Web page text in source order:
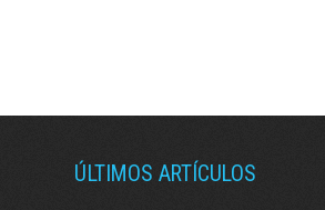
ÚLTIMOS ARTÍCULOS